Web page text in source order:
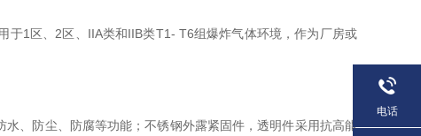
于1区、2区、IIA类和IIB类T1- T6组爆炸气体环境，作为厂房或
、防尘、防腐等功能；不锈钢外露紧固件，透明件采用抗高能
电话